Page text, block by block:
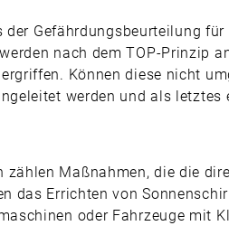
Gefährdungsbeurteilung
nach dem TOP-Prinzip
Können diese nicht
werden und als letztes
Maßnahmen, die die
das Errichten von
oder Fahrzeuge mit